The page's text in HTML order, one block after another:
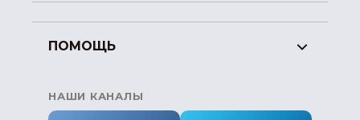
ПОМОЩЬ
НАШИ КАНАЛЫ